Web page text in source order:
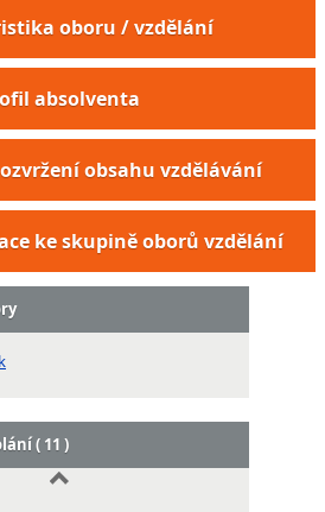
oboru / vzdělání
absolventa
obsahu vzdělávání
ke skupině oborů vzdělání
( 11 )
restauračních moučníků